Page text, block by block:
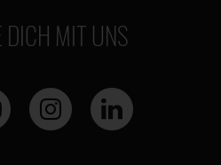
DICH MIT UNS